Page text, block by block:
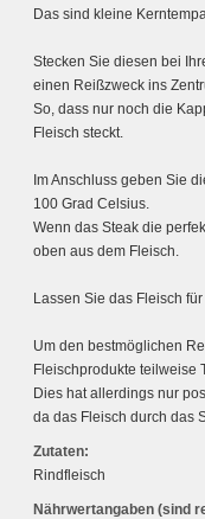
Das sind kleine
Stecken Sie diesen bei
einen Reißzweck ins
So, dass nur noch die
Fleisch steckt.
Im Anschluss geben Sie
100 Grad Celsius.
Wenn das Steak die
oben aus dem Fleisch.
Lassen Sie das Fleisch
Um den bestmöglichen
Fleischprodukte teilweise
Dies hat allerdings nur
da das Fleisch durch das
Zutaten:
Rindfleisch
Nährwertangaben (sind